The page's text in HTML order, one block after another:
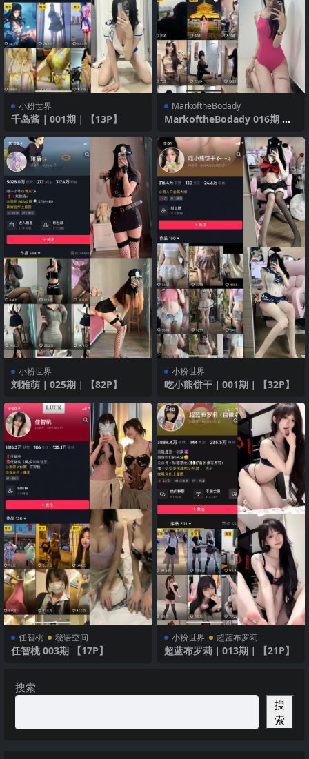
小粉世界
千岛酱｜001期｜【13P】
MarkoftheBodady
MarkoftheBodady 016期 【2
小粉世界
刘雅萌｜025期｜【82P】
小粉世界
吃小熊饼干｜001期｜【32P】
任智桃 秘语空间
任智桃 003期 【17P】
小粉世界 超蓝布罗莉
超蓝布罗莉｜013期｜【21P】
搜索
搜
索